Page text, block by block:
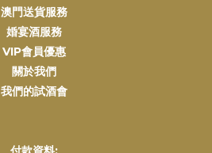
澳門送貨服務
婚宴酒服務
VIP會員優惠
關於我們
我們的試酒會